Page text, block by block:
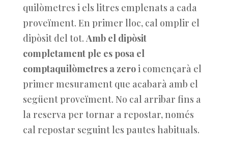
quilòmetres i els litres emplenats a cada
proveïment. En primer lloc, cal omplir el
dipòsit del tot. Amb el dipòsit
completament ple es posa el
comptaquilòmetres a zeroi començarà el
primer mesurament que acabarà amb el
següent proveïment. No cal arribar fins a
la reserva per tornar a repostar, només
cal repostar seguint les pautes habituals.